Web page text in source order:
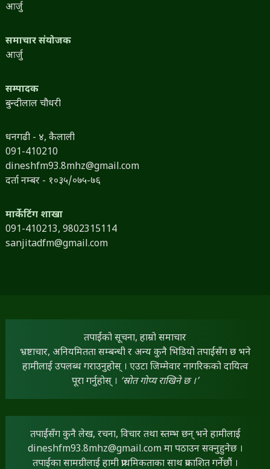
आर्जु
समाचार संयोजक
आर्जु
सम्पादक
बुन्दीलाल चौधरी
धनगढी - ४, कैलाली
091-410210
dineshfm93.8mhz@gmail.com
दर्ता नम्बर - १०३५/०७५-७६
मार्केटिंग शाखा
091-410213, 9802315114
sanjitadfm@gmail.com
तपाईंको सूचना, हाम्रो समाचार
भ्रष्टाचार, अनियमितता सम्बन्धी र अन्य कुनै भिडियो तपाईंसँग छ भने
हामीलाई उपलब्ध गराउनुहोस् । एउटा जिम्मेवार नागरिकको दायित्व
पूरा गर्नुहोस् । ‘स्रोत गोप्य राखिने छ ।’
तपाईंसँग कुनै लेख, रचना, विचार तथा स्तम्भ छन् भने हामीलाई
dineshfm93.8mhz@gmail.comमा पठाउन सक्नुहुनेछ ।
तपाईंका सामग्रीलाई हामी प्राथमिकताका साथ प्रकाशित गर्नेछौं ।